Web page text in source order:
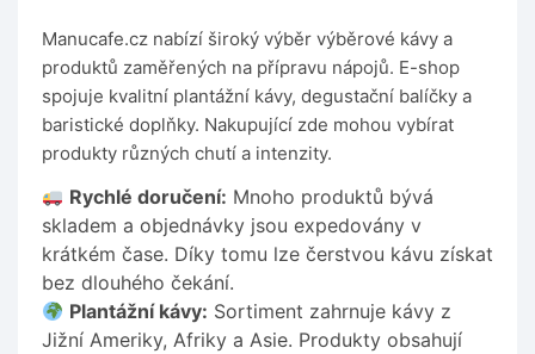
Manucafe.cz nabízí široký výběr výběrové kávy a
produktů zaměřených na přípravu nápojů. E-shop
spojuje kvalitní plantážní kávy, degustační balíčky a
baristické doplňky. Nakupující zde mohou vybírat
produkty různých chutí a intenzity.
Rychlé doručení: Mnoho produktů bývá
skladem a objednávky jsou expedovány v
krátkém čase. Díky tomu lze čerstvou kávu získat
bez dlouhého čekání.
Plantážní kávy: Sortiment zahrnuje kávy z
Jižní Ameriky, Afriky a Asie. Produkty obsahují